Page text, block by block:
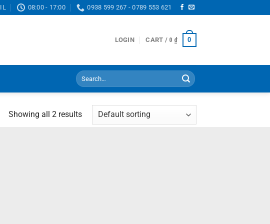
08:00 - 17:00 0938 599 267 - 0789 553 621
LOGIN CART / 0 ₫ 0
Search
for:
Showing all 2 results